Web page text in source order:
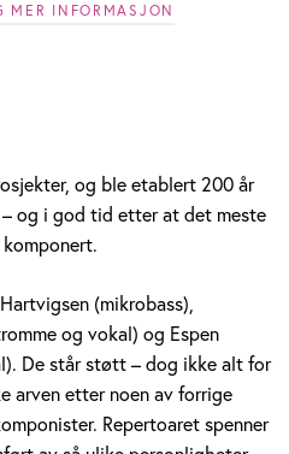
MER INFORMASJON
og ble etablert 200 år
og i god tid etter at det meste
(mikrobass),
og vokal) og Espen
De står støtt – dog ikke alt for
arven etter noen av forrige
Repertoaret spenner